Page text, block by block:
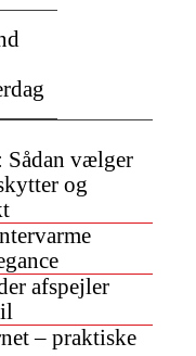
Sådan vælger
og
afspejler
– praktiske